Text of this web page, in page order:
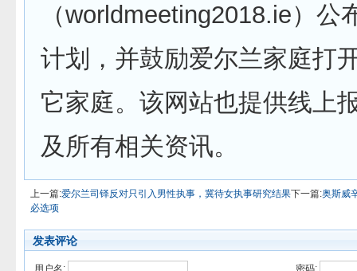
（worldmeeting2018.ie）公
计划，并鼓励爱尔兰家庭打
它家庭。该网站也提供线上
及所有相关资讯。
上一篇:爱尔兰司铎反对只引入男性执事，冀待女执事研究结果下一篇:奥斯威
必选项
发表评论
用户名:
密码: